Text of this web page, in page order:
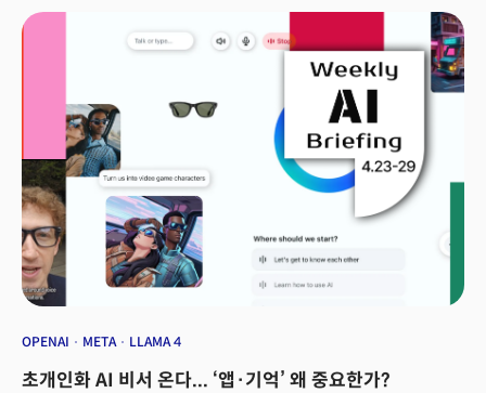
최소화, 자율적으로 업무를 수행할 수 있다는 데 있습니다. 2025년에 이미
이런 변화가 일어나고 있다는 것이 중요합니다. 실제로 기업들의 AI 에이전트
활용은 일자리 시장을 흔들고 있습니다. 더 적은 숫자의 인원으로 더 많은
작업을 수행할 수 있기 때문입니다. 마이크로소프트는 13일 전체 직원의 3%
에 해당하는 6800명 이상의 직원을 해고한다고 발표했고, 미국 소프트웨어
엔지니어 채용 공고는 팬데믹 수준으로 급감한 상태입니다. 격변의 시대,
우리는 어떻게 대응해야 할까요?
OPENAI META LLAMA 4
초개인화 AI 비서 온다... ‘앱·기억’ 왜 중요한가?